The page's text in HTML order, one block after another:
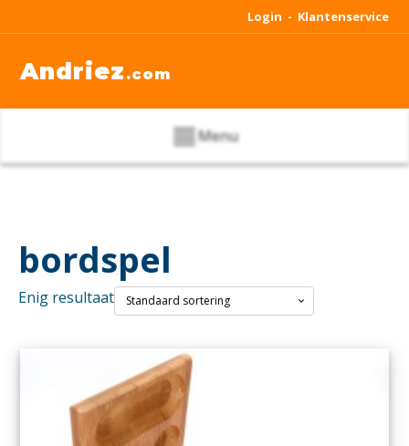
Login - Klantenservice
Andriez .com
Menu
bordspel
Enig resultaat